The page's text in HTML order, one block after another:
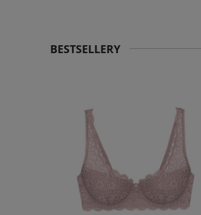
BESTSELLERY